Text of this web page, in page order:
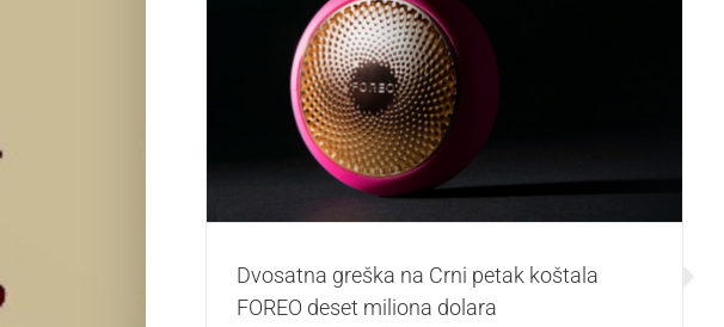
Dvosatna greška na Crni petak koštala FOREO deset miliona
dolara
Lepota i moda
Dvosatna greška na Crni petak koštala
FOREO deset miliona dolara